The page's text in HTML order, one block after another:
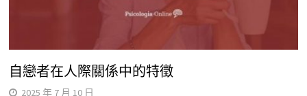
自戀者在人際關係中的特徵
2025 年 7 月 10 日